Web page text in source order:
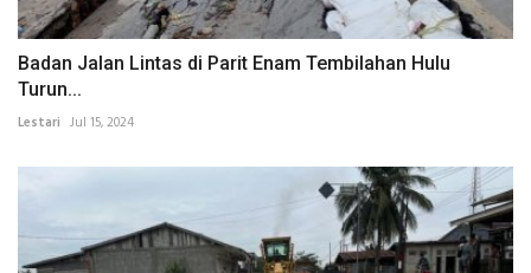
Badan Jalan Lintas di Parit Enam Tembilahan Hulu
Turun...
Lestari Jul 15, 2024